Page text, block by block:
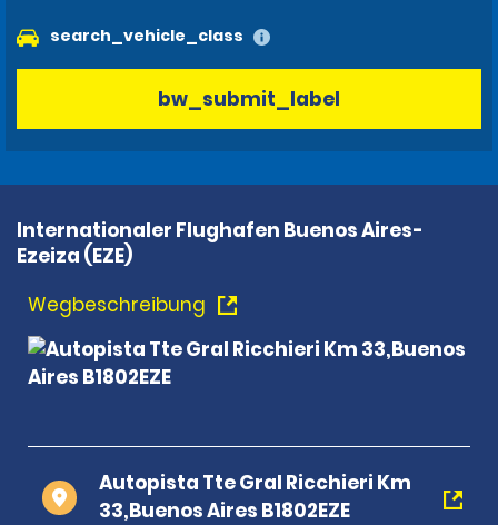
search_vehicle_class
bw_submit_label
Internationaler Flughafen Buenos Aires-
Ezeiza (EZE)
Wegbeschreibung
Autopista Tte Gral Ricchieri Km
33,Buenos Aires B1802EZE